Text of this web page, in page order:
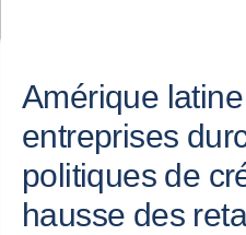
Amérique
entreprises
politiques de
hausse des